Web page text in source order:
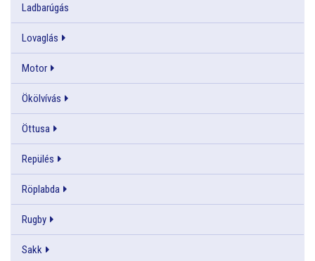
Ladbarúgás
Lovaglás
Motor
Ökölvívás
Öttusa
Repülés
Röplabda
Rugby
Sakk